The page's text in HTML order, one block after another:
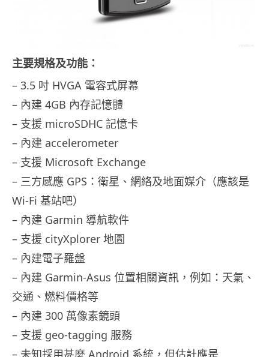
主要規格及功能：
– 3.5 吋 HVGA 電容式屏幕
– 內建 4GB 內存記憶體
– 支援 microSDHC 記憶卡
– 內建 accelerometer
– 支援 Microsoft Exchange
– 三方感應 GPS：衛星、網絡及地面媒介（應該是
Wi-Fi 基站吧）
– 內建 Garmin 導航軟件
– 支援 cityXplorer 地圖
– 內建電子羅盤
– 內建 Garmin-Asus 位置相關資訊，例如：天氣、
交通、燃料價格等
– 內建 300 萬像素鏡頭
– 支援 geo-tagging 服務
– 未知採用甚麼 Android 系統，但估計應是